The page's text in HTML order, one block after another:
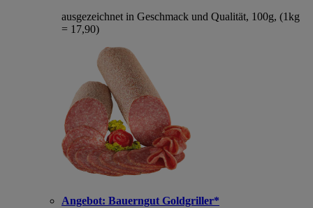
ausgezeichnet in Geschmack und Qualität, 100g, (1kg
= 17,90)
Angebot: Bauerngut Goldgriller*